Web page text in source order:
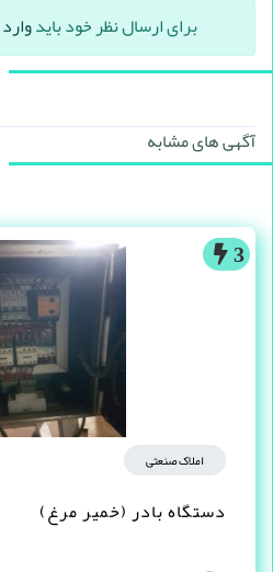
برای ارسال نظر خود بایدوارد
آگهی های مشابه
3
املاک صنعتی
دستگاه بادر (خمیر مرغ)